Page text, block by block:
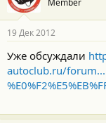
19 Дек 2012
Уже обсуждали
autoclub.ru/